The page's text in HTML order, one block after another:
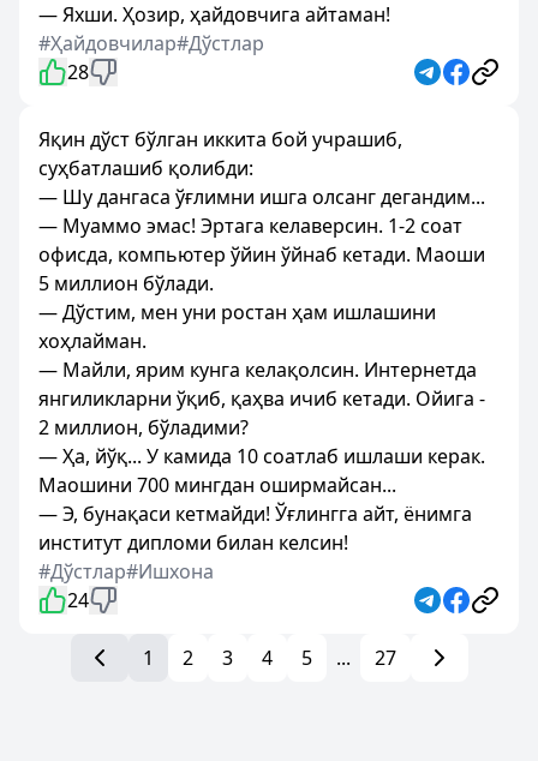
— Яхши. Ҳозир, ҳайдовчига айтаман!
#Ҳайдовчилар#Дўстлар
28
Яқин дўст бўлган иккита бой учрашиб,
суҳбатлашиб қолибди:
— Шу дангаса ўғлимни ишга олсанг дегандим...
— Муаммо эмас! Эртага келаверсин. 1-2 соат
офисда, компьютер ўйин ўйнаб кетади. Маоши
5 миллион бўлади.
— Дўстим, мен уни ростан ҳам ишлашини
хоҳлайман.
— Майли, ярим кунга келақолсин. Интернетда
янгиликларни ўқиб, қаҳва ичиб кетади. Ойига -
2 миллион, бўладими?
— Ҳа, йўқ... У камида 10 соатлаб ишлаши керак.
Маошини 700 мингдан оширмайсан...
— Э, бунақаси кетмайди! Ўғлингга айт, ёнимга
институт дипломи билан келсин!
#Дўстлар#Ишхона
24
1 2 3 4 5 ... 27